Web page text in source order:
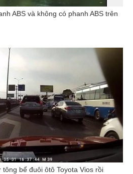
ABS và không có phanh ABS trên
bể đuôi ôtô Toyota Vios rồi